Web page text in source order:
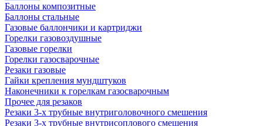
Баллоны композитные
Баллоны стальные
Газовые баллончики и картриджи
Горелки газовоздушные
Газовые горелки
Горелки газосварочные
Резаки газовые
Гайки крепления мундштуков
Наконечники к горелкам газосварочным
Прочее для резаков
Резаки 3-х трубные внутриголовочного смешения
Резаки 3-х трубные внутрисоплового смешения